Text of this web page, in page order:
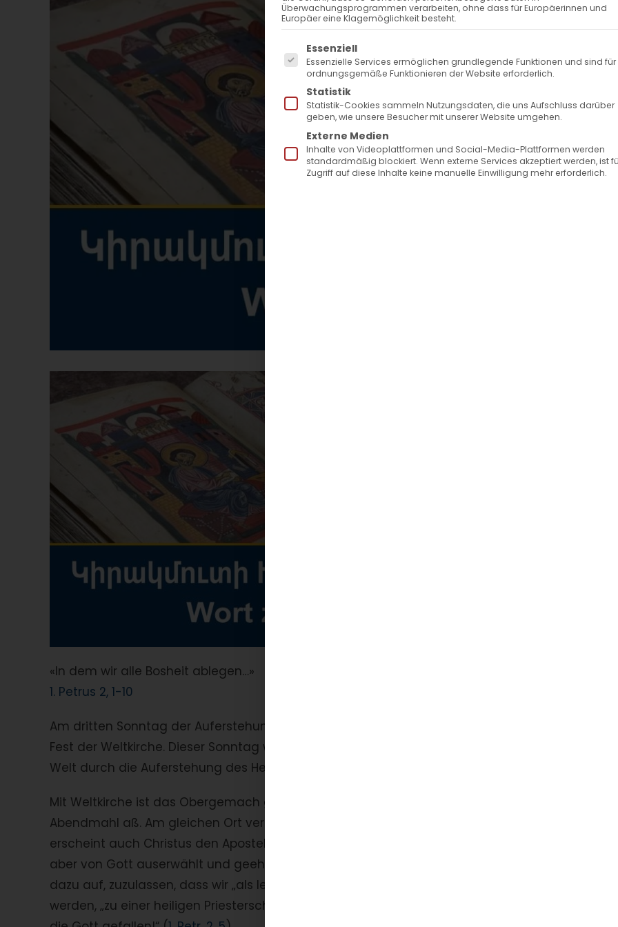
«In dem wir alle Bosheit ablegen…»
1. Petrus 2, 1-10
Am dritten Sonntag der Auferstehung des Herrn Jesus Christus feiert die Armenische Kirche
Fest der Weltkirche. Dieser Sonntag wird auch Grüner Sonntag genannt. Denn, nach dem die
Welt durch die Auferstehung des Herrn erneuert wurde, beginnt sie zu blühen.
Mit Weltkirche ist das Obergemach gemeint, wo Jesus Christus mit seinen Aposteln das letzte
Abendmahl aß. Am gleichen Ort versammelten sich die Apostel nach der Auferstehung. Hier
erscheint auch Christus den Aposteln, der „lebendige Stein, der von den Menschen verworfen,
aber von Gott auserwählt und geehrt worden ist!“ (
dazu auf, zuzulassen, dass wir „als lebendige Steine zu einem geistigen Haus“ aufgebaut
werden, „zu einer heiligen Priesterschaft, um durch Jesus Christus geistige Opfer darzubringen,
Überwachungsprogrammen verarbeiten, ohne dass für Europäerinnen und
Europäer eine Klagemöglichkeit besteht.
Es folgt eine Liste der Service-Gruppen, für die eine
Essenziell
Essenzielle Services ermöglichen grundlegende Funktionen und sind
ordnungsgemäße Funktionieren der Website erforderlich.
Statistik
Statistik-Cookies sammeln Nutzungsdaten, die uns Aufschluss darüber
geben, wie unsere Besucher mit unserer Website umgehen.
Externe Medien
Inhalte von Videoplattformen und Social-Media-Plattformen werden
standardmäßig blockiert. Wenn externe Services akzeptiert werden, ist
Zugriff auf diese Inhalte keine manuelle Einwilligung mehr erforderlich.